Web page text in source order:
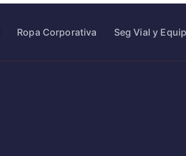
Ropa Corporativa Seg Vial y